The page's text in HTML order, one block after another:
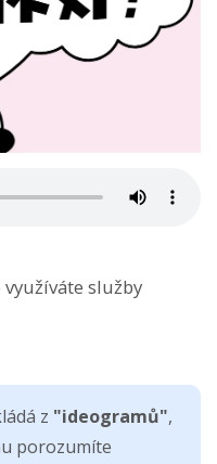
služby
z "ideogramů",
porozumíte